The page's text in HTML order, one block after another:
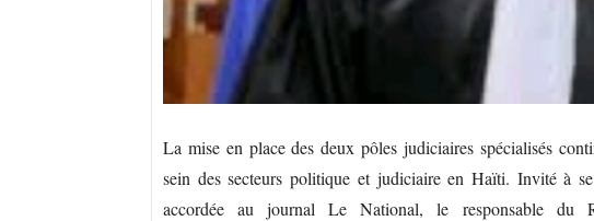
La mise en place des deux pôles judiciaires spécialisés
sein des secteurs politique et judiciaire en Haïti. Invité à
accordée au journal Le National, le responsable du